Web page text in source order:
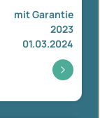
mit Garantie
2023
01.03.2024